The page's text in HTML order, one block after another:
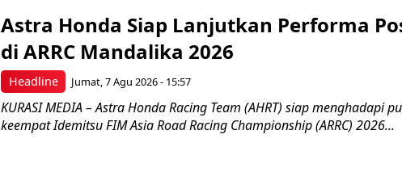
Headline
Astra Honda Siap Lanjutkan Performa
di ARRC Mandalika 2026
Jumat, 7 Agu 2026 - 15:57
KURASI MEDIA – Astra Honda Racing Team (AHRT) siap menghadapi
keempat Idemitsu FIM Asia Road Racing Championship (ARRC) 2026...